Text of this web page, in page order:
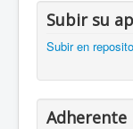
Subir su
Subir en
Adherente